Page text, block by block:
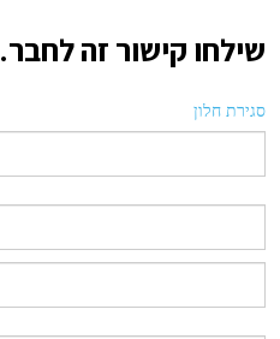
שילחו קישור זה לחבר.
סגירת חלון